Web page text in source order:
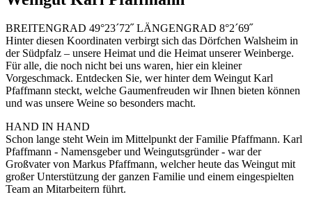
BREITENGRAD 49°23´72˝ LÄNGENGRAD 8°2´69˝
Hinter diesen Koordinaten verbirgt sich das Dörfchen Walsheim in
der Südpfalz – unsere Heimat und die Heimat unserer Weinberge.
Für alle, die noch nicht bei uns waren, hier ein kleiner
Vorgeschmack. Entdecken Sie, wer hinter dem Weingut Karl
Pfaffmann steckt, welche Gaumenfreuden wir Ihnen bieten können
und was unsere Weine so besonders macht.
HAND IN HAND
Schon lange steht Wein im Mittelpunkt der Familie Pfaffmann. Karl
Pfaffmann - Namensgeber und Weingutsgründer - war der
Großvater von Markus Pfaffmann, welcher heute das Weingut mit
großer Unterstützung der ganzen Familie und einem eingespielten
Team an Mitarbeitern führt.